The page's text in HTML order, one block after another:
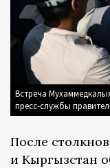
Встреча
пресс-службы
После
и Кыргызстан